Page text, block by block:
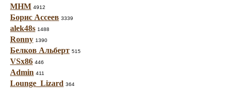
МНМ 4912
Борис Ассеев 3339
alek48s 1488
Ronny 1390
Белков Альберт 515
VSx86 446
Admin 411
Lounge_Lizard 364